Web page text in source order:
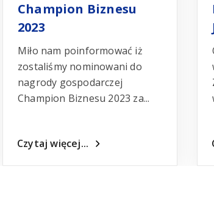
Champion Biznesu
2023
Miło nam poinformować iż
zostaliśmy nominowani do
nagrody gospodarczej
Champion Biznesu 2023 za...
Czytaj więcej...